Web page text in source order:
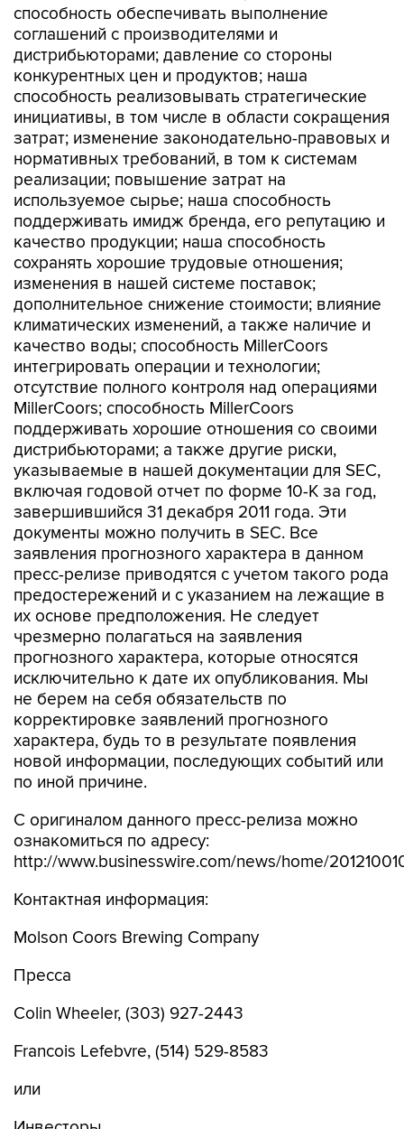
способность обеспечивать выполнение
соглашений с производителями и
дистрибьюторами; давление со стороны
конкурентных цен и продуктов; наша
способность реализовывать стратегические
инициативы, в том числе в области сокращения
затрат; изменение законодательно-правовых и
нормативных требований, в том к системам
реализации; повышение затрат на
используемое сырье; наша способность
поддерживать имидж бренда, его репутацию и
качество продукции; наша способность
сохранять хорошие трудовые отношения;
изменения в нашей системе поставок;
дополнительное снижение стоимости; влияние
климатических изменений, а также наличие и
качество воды; способность MillerCoors
интегрировать операции и технологии;
отсутствие полного контроля над операциями
MillerCoors; способность MillerCoors
поддерживать хорошие отношения со своими
дистрибьюторами; а также другие риски,
указываемые в нашей документации для SEC,
включая годовой отчет по форме 10-К за год,
завершившийся 31 декабря 2011 года. Эти
документы можно получить в SEC. Все
заявления прогнозного характера в данном
пресс-релизе приводятся с учетом такого рода
предостережений и с указанием на лежащие в
их основе предположения. Не следует
чрезмерно полагаться на заявления
прогнозного характера, которые относятся
исключительно к дате их опубликования. Мы
не берем на себя обязательств по
корректировке заявлений прогнозного
характера, будь то в результате появления
новой информации, последующих событий или
по иной причине.
С оригиналом данного пресс-релиза можно
ознакомиться по адресу:
http://www.businesswire.com/news/home/
Контактная информация:
Molson Coors Brewing Company
Пресса
Colin Wheeler, (303) 927-2443
Francois Lefebvre, (514) 529-8583
или